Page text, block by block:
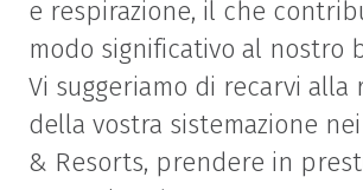
e respirazione, il che
modo significativo al nostro
Vi suggeriamo di recarvi alla
della vostra sistemazione
& Resorts, prendere in